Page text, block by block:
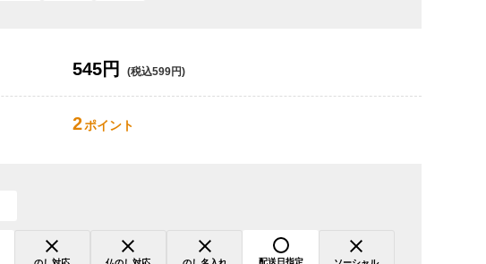
545円 (税込599円)
2ポイント
配送日指定